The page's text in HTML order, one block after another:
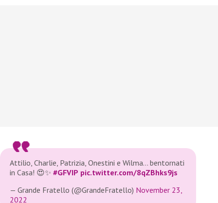
Attilio, Charlie, Patrizia, Onestini e Wilma… bentornati
in Casa! 😍✨ #GFVIP pic.twitter.com/8qZBhks9js
— Grande Fratello (@GrandeFratello) November 23,
2022